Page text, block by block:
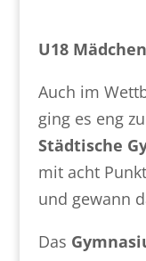
U18 Mädchen
Auch im
ging es eng
Städtische
mit acht
und gewann
Das